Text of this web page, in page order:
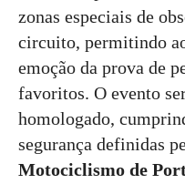
zonas especiais de
circuito, permitindo
emoção da prova de
favoritos. O evento
homologado,
segurança definidas
Motociclismo de